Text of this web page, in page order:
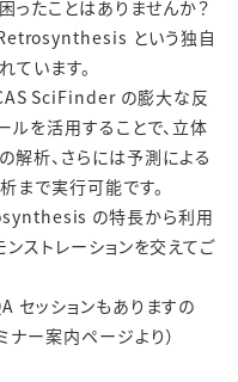
たことはありませんか？
という独自
います。
SciFinder の膨大な反
を活用することで、立体
析、さらには予測による
まで実行可能です。
の特長から利用
ストレーションを交えてご
セッションもありますの
ナー案内ページより）